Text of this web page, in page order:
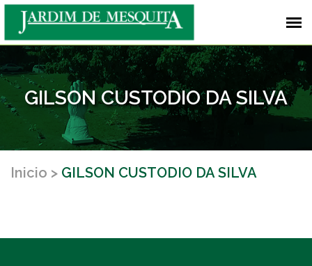
GILSON CUSTODIO DA SILVA
Inicio GILSON CUSTODIO DA SILVA